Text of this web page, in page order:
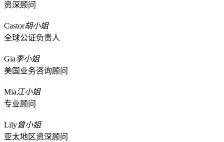
资深顾问
Castor胡小姐
全球公证负责人
Gia李小姐
美国业务咨询顾问
Mia江小姐
专业顾问
Lily曾小姐
亚太地区资深顾问